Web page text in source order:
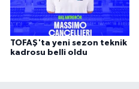
TOFAŞ'ta yeni sezon teknik
kadrosu belli oldu